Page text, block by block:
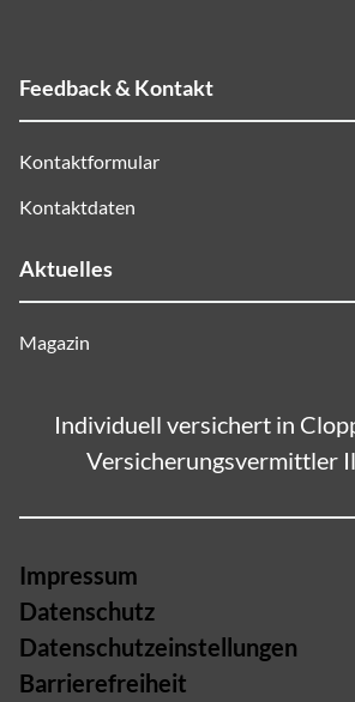
Feedback & Kontakt
Kontaktformular
Kontaktdaten
Aktuelles
Magazin
Individuell versichert in
Versicherungsvermittler
Impressum
Datenschutz
Datenschutzeinstellungen
Barrierefreiheit